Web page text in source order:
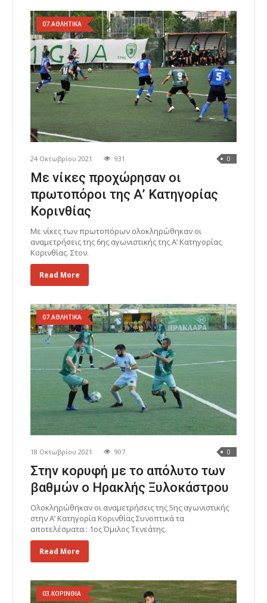
07.ΑΘΛΗΤΙΚΑ
24 Οκτωβρίου 2021 931 0
Με νίκες προχώρησαν οι
πρωτοπόροι της A’ Κατηγορίας
Κορινθίας
Με νίκες των πρωτοπόρων ολοκληρώθηκαν οι
αναμετρήσεις της 6ης αγωνιστικής της Α’ Κατηγορίας
Κορινθίας. Στον.
Read More
07.ΑΘΛΗΤΙΚΑ
18 Οκτωβρίου 2021 907 0
Στην κορυφή με το απόλυτο των
βαθμών ο Ηρακλής Ξυλοκάστρου
Ολοκληρώθηκαν οι αναμετρήσεις της 5ης αγωνιστικής
στην Α’ Κατηγορία Κορινθίας Συνοπτικά τα
αποτελέσματα : 1ος Όμιλος Τενεάτης.
Read More
03.ΚΟΡΙΝΘΙΑ